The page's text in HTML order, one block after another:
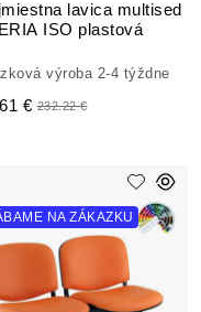
lavica multised
ISO plastová
výroba 2-4 týždne
€ 232.22 €
NA ZÁKAZKU